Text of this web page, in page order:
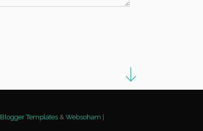
Blogger Templates & Websoham